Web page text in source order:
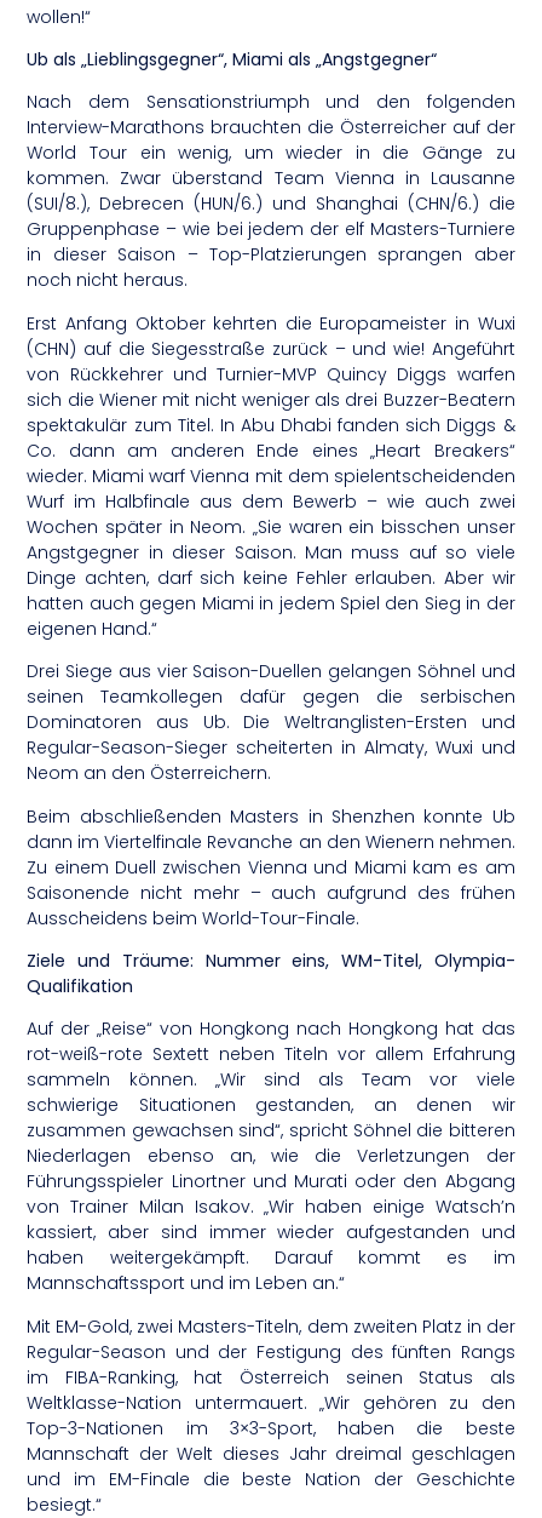
wollen!“
Ub als „Lieblingsgegner“, Miami als „Angstgegner“
Nach dem Sensationstriumph und den folgenden
Interview-Marathons brauchten die Österreicher auf der
World Tour ein wenig, um wieder in die Gänge zu
kommen. Zwar überstand Team Vienna in Lausanne
(SUI/8.), Debrecen (HUN/6.) und Shanghai (CHN/6.) die
Gruppenphase – wie bei jedem der elf Masters-Turniere
in dieser Saison – Top-Platzierungen sprangen aber
noch nicht heraus.
Erst Anfang Oktober kehrten die Europameister in Wuxi
(CHN) auf die Siegesstraße zurück – und wie! Angeführt
von Rückkehrer und Turnier-MVP Quincy Diggs warfen
sich die Wiener mit nicht weniger als drei Buzzer-Beatern
spektakulär zum Titel. In Abu Dhabi fanden sich Diggs &
Co. dann am anderen Ende eines „Heart Breakers“
wieder. Miami warf Vienna mit dem spielentscheidenden
Wurf im Halbfinale aus dem Bewerb – wie auch zwei
Wochen später in Neom. „Sie waren ein bisschen unser
Angstgegner in dieser Saison. Man muss auf so viele
Dinge achten, darf sich keine Fehler erlauben. Aber wir
hatten auch gegen Miami in jedem Spiel den Sieg in der
eigenen Hand.“
Drei Siege aus vier Saison-Duellen gelangen Söhnel und
seinen Teamkollegen dafür gegen die serbischen
Dominatoren aus Ub. Die Weltranglisten-Ersten und
Regular-Season-Sieger scheiterten in Almaty, Wuxi und
Neom an den Österreichern.
Beim abschließenden Masters in Shenzhen konnte Ub
dann im Viertelfinale Revanche an den Wienern nehmen.
Zu einem Duell zwischen Vienna und Miami kam es am
Saisonende nicht mehr – auch aufgrund des frühen
Ausscheidens beim World-Tour-Finale.
Ziele und Träume: Nummer eins, WM-Titel, Olympia-
Qualifikation
Auf der „Reise“ von Hongkong nach Hongkong hat das
rot-weiß-rote Sextett neben Titeln vor allem Erfahrung
sammeln können. „Wir sind als Team vor viele
schwierige Situationen gestanden, an denen wir
zusammen gewachsen sind“, spricht Söhnel die bitteren
Niederlagen ebenso an, wie die Verletzungen der
Führungsspieler Linortner und Murati oder den Abgang
von Trainer Milan Isakov. „Wir haben einige Watsch’n
kassiert, aber sind immer wieder aufgestanden und
haben weitergekämpft. Darauf kommt es im
Mannschaftssport und im Leben an.“
Mit EM-Gold, zwei Masters-Titeln, dem zweiten Platz in der
Regular-Season und der Festigung des fünften Rangs
im FIBA-Ranking, hat Österreich seinen Status als
Weltklasse-Nation untermauert. „Wir gehören zu den
Top-3-Nationen im 3×3-Sport, haben die beste
Mannschaft der Welt dieses Jahr dreimal geschlagen
und im EM-Finale die beste Nation der Geschichte
besiegt.“